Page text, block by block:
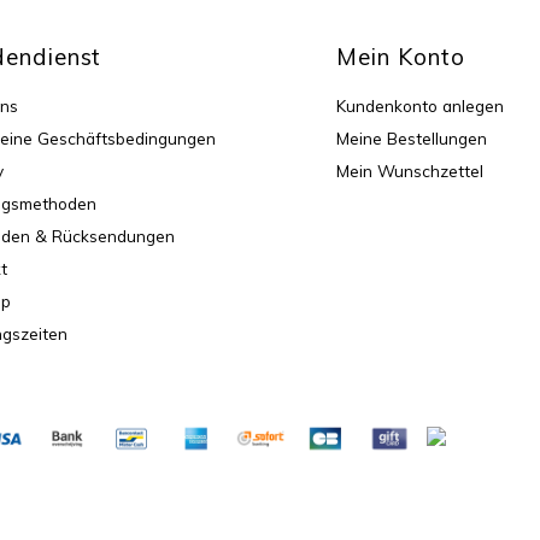
Geschäftsbedingungen
& Rücksendungen
Mein Konto
Kundenkonto anlegen
Meine Bestellungen
Mein Wunschzettel